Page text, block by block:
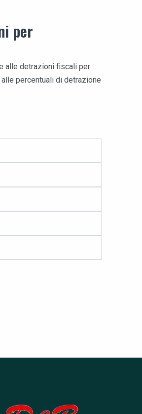
per
alle detrazioni fiscali per
percentuali di detrazione